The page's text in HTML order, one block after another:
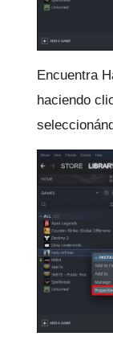
Encuentra
haciendo